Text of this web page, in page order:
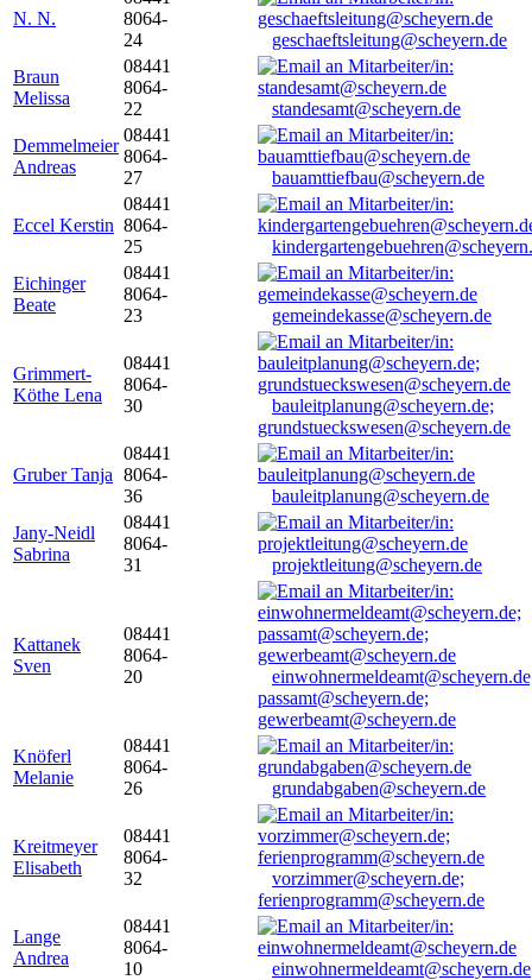
N. N.
8064-
24
geschaeftsleitung@scheyern.de
Braun
Melissa
08441
8064-
22
standesamt@scheyern.de
Demmelmeier
Andreas
08441
8064-
27
bauamttiefbau@scheyern.de
Eccel Kerstin
08441
8064-
25
Eichinger
Beate
08441
8064-
23
gemeindekasse@scheyern.de
Grimmert-
Köthe Lena
08441
8064-
30
bauleitplanung@scheyern.de;
grundstueckswesen@scheyern.de
Gruber Tanja
08441
8064-
36
bauleitplanung@scheyern.de
Jany-Neidl
Sabrina
08441
8064-
31
projektleitung@scheyern.de
Kattanek
Sven
08441
8064-
20
passamt@scheyern.de;
gewerbeamt@scheyern.de
Knöferl
Melanie
08441
8064-
26
grundabgaben@scheyern.de
Kreitmeyer
Elisabeth
08441
8064-
32
vorzimmer@scheyern.de;
ferienprogramm@scheyern.de
Lange
Andrea
08441
8064-
10
einwohnermeldeamt@scheyern.de